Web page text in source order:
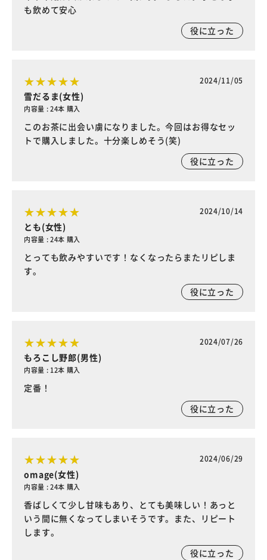
も飲めて安心
役に立った
2024/11/05
雪だるま(女性)
内容量 : 24本 購入
このお茶に出会い虜になりました。今回はお得なセッ
トで購入しました。十分楽しめそう(笑)
役に立った
2024/10/14
とも(女性)
内容量 : 24本 購入
とっても飲みやすいです！なくなったらまたリピしま
す。
役に立った
2024/07/26
もろこし野郎(男性)
内容量 : 12本 購入
定番！
役に立った
2024/06/29
omage(女性)
内容量 : 24本 購入
香ばしくて少し甘味もあり、とても美味しい！あっと
いう間に無くなってしまいそうです。また、リピート
します。
役に立った